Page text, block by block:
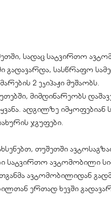
სადაც სატვირთო
გადავარდა, სასწრაფო
2 ეკიპაჟი მუშაობს.
მიმდინარეობს
ადგილზე იმყოფებიან
ჯგუფები.
თუშეთში
სატვირთო ავტომობილი
ავტომობილიდან
ერთად ხევში